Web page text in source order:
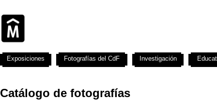
Catálogo de fotografías
Exposiciones Fotografías del CdF Investigación